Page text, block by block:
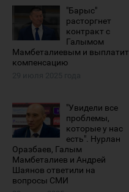
"Барыс"
расторгнет
контракт с
Галымом
Мамбеталиевым и выплатит
компенсацию
"Увидели все
проблемы,
которые у нас
есть". Нурлан
Оразбаев, Галым
Мамбеталиев и Андрей
Шаянов ответили на
вопросы СМИ